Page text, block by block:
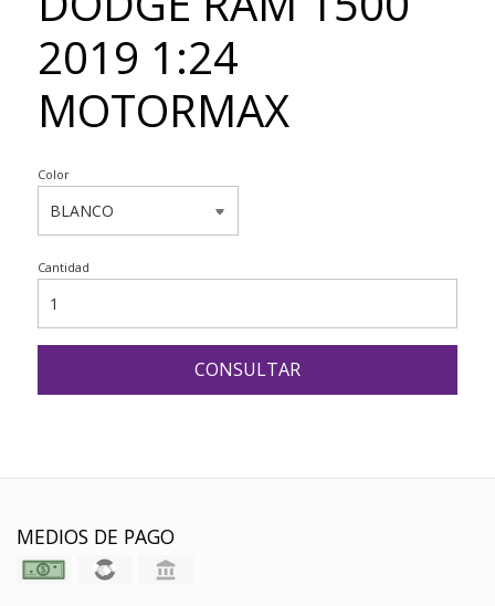
2019 1:24
MOTORMAX
Color
Cantidad
CONSULTAR
MEDIOS DE PAGO